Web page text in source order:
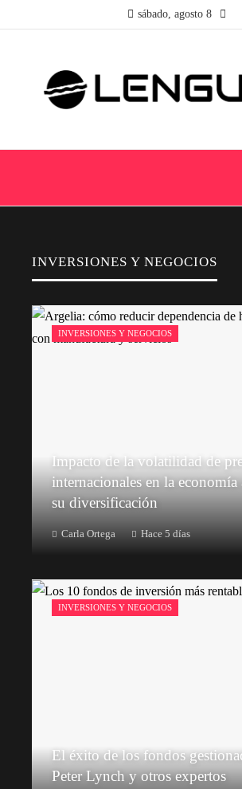
sábado, agosto 8
INVERSIONES Y NEGOCIOS
INVERSIONES Y NEGOCIOS
Impacto de la volatilidad de
internacionales en la
su diversificación
Carla Ortega Hace 5 días
INVERSIONES Y NEGOCIOS
El éxito de los fondos
Peter Lynch y otros expertos